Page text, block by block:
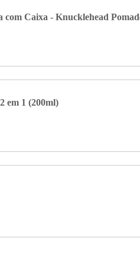
com Caixa - Knucklehead
em 1 (200ml)